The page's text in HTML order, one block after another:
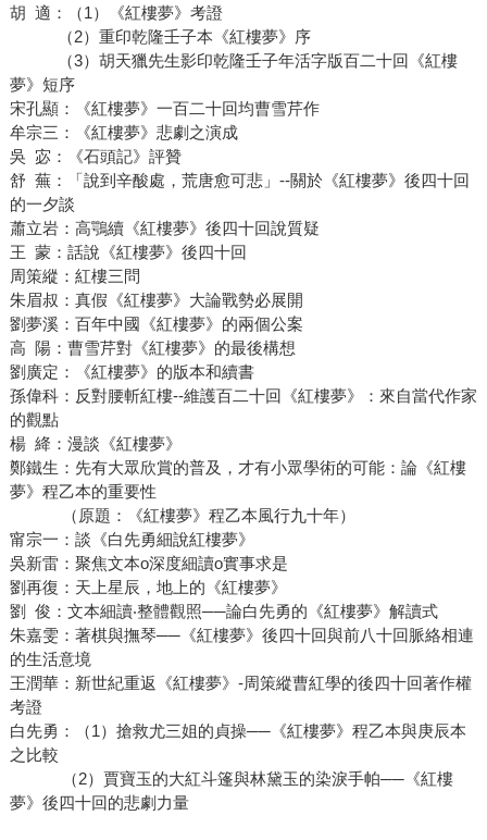
胡 適：（1）《紅樓夢》考證
（2）重印乾隆壬子本《紅樓夢》序
（3）胡天獵先生影印乾隆壬子年活字版百二十回《紅樓
夢》短序
宋孔顯：《紅樓夢》一百二十回均曹雪芹作
牟宗三：《紅樓夢》悲劇之演成
吳 宓：《石頭記》評贊
舒 蕪：「說到辛酸處，荒唐愈可悲」--關於《紅樓夢》後四十回
的一夕談
蕭立岩：高鶚續《紅樓夢》後四十回說質疑
王 蒙：話說《紅樓夢》後四十回
周策縱：紅樓三問
朱眉叔：真假《紅樓夢》大論戰勢必展開
劉夢溪：百年中國《紅樓夢》的兩個公案
高 陽：曹雪芹對《紅樓夢》的最後構想
劉廣定：《紅樓夢》的版本和續書
孫偉科：反對腰斬紅樓--維護百二十回《紅樓夢》：來自當代作家
的觀點
楊 絳：漫談《紅樓夢》
鄭鐵生：先有大眾欣賞的普及，才有小眾學術的可能：論《紅樓
夢》程乙本的重要性
（原題：《紅樓夢》程乙本風行九十年）
甯宗一：談《白先勇細說紅樓夢》
吳新雷：聚焦文本o深度細讀o實事求是
劉再復：天上星辰，地上的《紅樓夢》
劉 俊：文本細讀‧整體觀照──論白先勇的《紅樓夢》解讀式
朱嘉雯：著棋與撫琴──《紅樓夢》後四十回與前八十回脈絡相連
的生活意境
王潤華：新世紀重返《紅樓夢》-周策縱曹紅學的後四十回著作權
考證
白先勇：（1）搶救尤三姐的貞操──《紅樓夢》程乙本與庚辰本
之比較
（2）賈寶玉的大紅斗篷與林黛玉的染淚手帕──《紅樓
夢》後四十回的悲劇力量